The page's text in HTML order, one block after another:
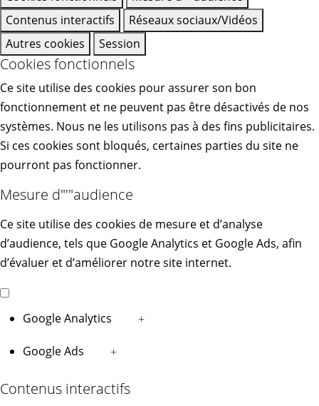
Contenus interactifs
Réseaux sociaux/Vidéos
Autres cookies
Session
Cookies fonctionnels
Ce site utilise des cookies pour assurer son bon
fonctionnement et ne peuvent pas être désactivés de nos
systèmes. Nous ne les utilisons pas à des fins publicitaires.
Si ces cookies sont bloqués, certaines parties du site ne
pourront pas fonctionner.
Mesure d"'"audience
Ce site utilise des cookies de mesure et d’analyse
d’audience, tels que Google Analytics et Google Ads, afin
d’évaluer et d’améliorer notre site internet.
Google Analytics +
Google Ads +
Contenus interactifs